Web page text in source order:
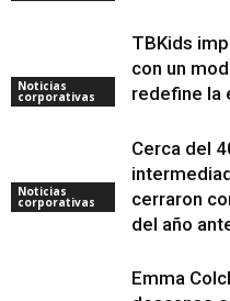
Noticias
corporativas
TBKids
con un
redefine la
Noticias
corporativas
Cerca del
cerraron
del año
Emma